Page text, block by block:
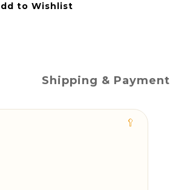
to Wishlist
Shipping & Payment
🥄